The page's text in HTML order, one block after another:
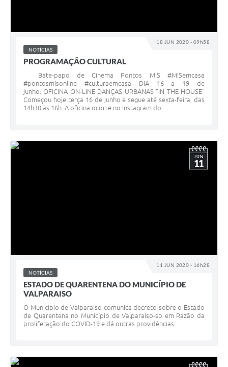
18 JUN 2020 - 09h58
NOTÍCIAS
PROGRAMAÇÃO CULTURAL
Bate-papo de Cinema Pontos MIS #MISemcasa
#pontosmisonline #culturaemcasa DIA 16 a 19 de
junho: OFICINA ON-LINE DANÇAS URBANAS "IN THE HOUSE”
Começou hoje terça 16 de junho e segue até sexta-feira, das
14h30 às 16h. A oficina ocorre no Instagram do...
11 JUN 2020 - 16h28
JUN
11
NOTÍCIAS
ESTADO DE QUARENTENA DO MUNICÍPIO DE
VALPARAISO
O Município de Valparaíso comunica decreto sobre o Estado
de Quarentena no Município de Valparaíso-sp em Razão da
proliferação do COVID-19 e dá outras providências.